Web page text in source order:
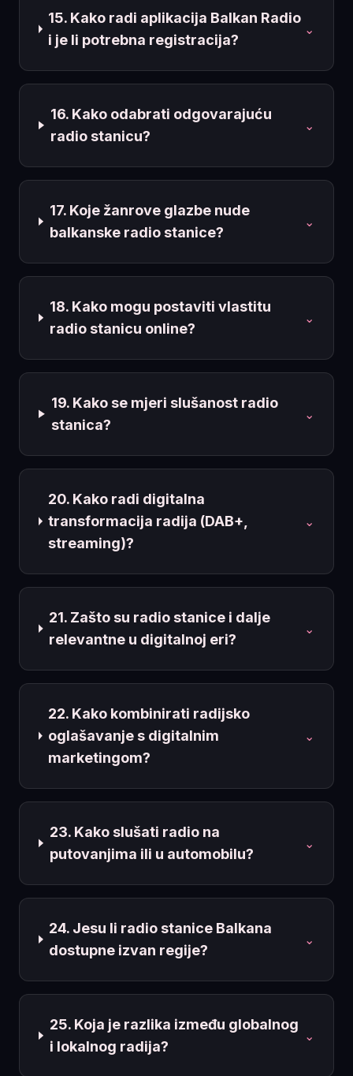
15. Kako radi aplikacija Balkan Radio
i je li potrebna registracija?
⌄
16. Kako odabrati odgovarajuću
radio stanicu?
⌄
17. Koje žanrove glazbe nude
balkanske radio stanice?
⌄
18. Kako mogu postaviti vlastitu
radio stanicu online?
⌄
19. Kako se mjeri slušanost radio
stanica?
⌄
20. Kako radi digitalna
transformacija radija (DAB+,
streaming)?
⌄
21. Zašto su radio stanice i dalje
relevantne u digitalnoj eri?
⌄
22. Kako kombinirati radijsko
oglašavanje s digitalnim
marketingom?
⌄
23. Kako slušati radio na
putovanjima ili u automobilu?
⌄
24. Jesu li radio stanice Balkana
dostupne izvan regije?
⌄
25. Koja je razlika između globalnog
i lokalnog radija?
⌄